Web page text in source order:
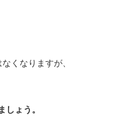
くなりますが、
しょう。